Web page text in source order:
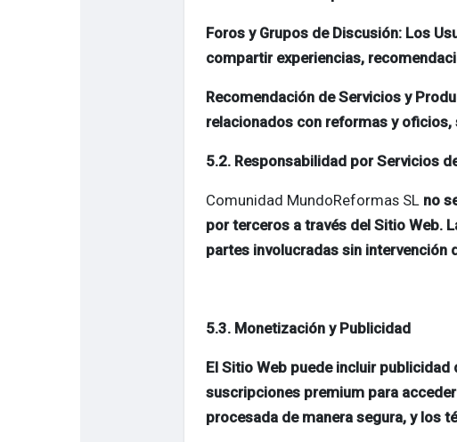
Foros y Grupos de Discusión: Los
compartir experiencias,
Recomendación de Servicios y
relacionados con reformas y
5.2. Responsabilidad por Servicios
Comunidad MundoReformas SL no
por terceros a través del Sitio Web.
partes involucradas sin intervención
5.3. Monetización y Publicidad
El Sitio Web puede incluir
suscripciones premium para
procesada de manera segura, y los